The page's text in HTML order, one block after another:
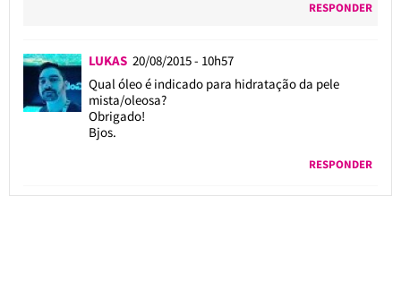
RESPONDER
LUKAS 20/08/2015 - 10h57
Qual óleo é indicado para hidratação da pele
mista/oleosa?
Obrigado!
Bjos.
RESPONDER